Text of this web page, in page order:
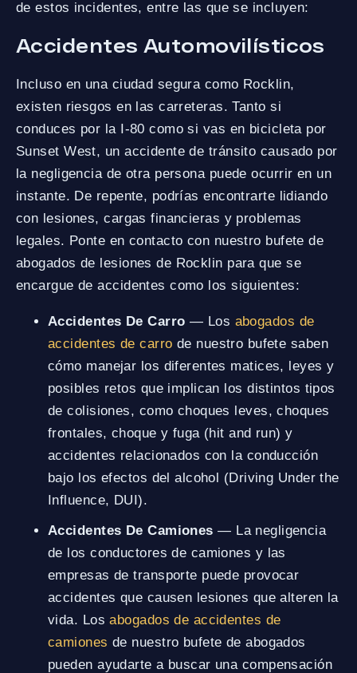
de estos incidentes, entre las que se incluyen:
Accidentes Automovilísticos
Incluso en una ciudad segura como Rocklin,
existen riesgos en las carreteras. Tanto si
conduces por la I-80 como si vas en bicicleta por
Sunset West, un accidente de tránsito causado por
la negligencia de otra persona puede ocurrir en un
instante. De repente, podrías encontrarte lidiando
con lesiones, cargas financieras y problemas
legales. Ponte en contacto con nuestro bufete de
abogados de lesiones de Rocklin para que se
encargue de accidentes como los siguientes:
Accidentes De Carro — Los abogados de
accidentes de carro de nuestro bufete saben
cómo manejar los diferentes matices, leyes y
posibles retos que implican los distintos tipos
de colisiones, como choques leves, choques
frontales, choque y fuga (hit and run) y
accidentes relacionados con la conducción
bajo los efectos del alcohol (Driving Under the
Influence, DUI).
Accidentes De Camiones — La negligencia
de los conductores de camiones y las
empresas de transporte puede provocar
accidentes que causen lesiones que alteren la
vida. Losabogados de accidentes de
camiones de nuestro bufete de abogados
pueden ayudarte a buscar una compensación